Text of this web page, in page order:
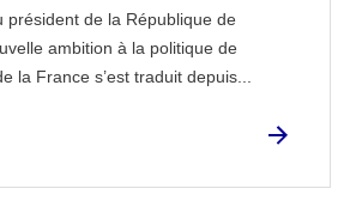
président de la République de
ambition à la politique de
la France s’est traduit depuis...